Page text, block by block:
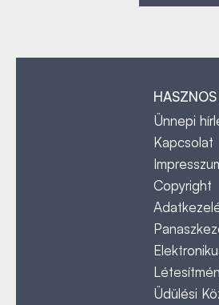
Ünnepi
Kapcsolat
Copyright
Üdülési